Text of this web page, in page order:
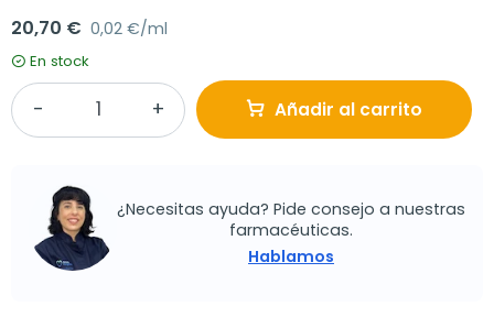
20,70 € 0,02 €/ml
En stock
Añadir al carrito
¿Necesitas ayuda? Pide consejo a nuestras
farmacéuticas.
Hablamos